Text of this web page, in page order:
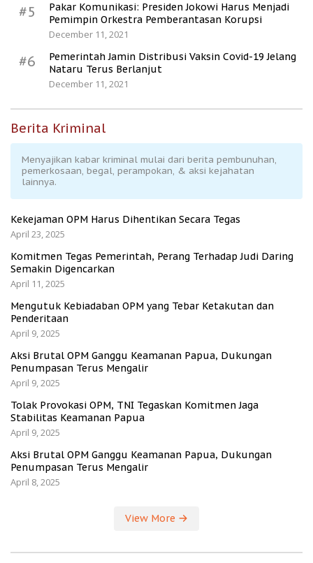
#5
Pakar Komunikasi: Presiden Jokowi Harus Menjadi
Pemimpin Orkestra Pemberantasan Korupsi
December 11, 2021
#6
Pemerintah Jamin Distribusi Vaksin Covid-19 Jelang
Nataru Terus Berlanjut
December 11, 2021
Berita Kriminal
Menyajikan kabar kriminal mulai dari berita pembunuhan,
pemerkosaan, begal, perampokan, & aksi kejahatan
lainnya.
Kekejaman OPM Harus Dihentikan Secara Tegas
April 23, 2025
Komitmen Tegas Pemerintah, Perang Terhadap Judi Daring
Semakin Digencarkan
April 11, 2025
Mengutuk Kebiadaban OPM yang Tebar Ketakutan dan
Penderitaan
April 9, 2025
Aksi Brutal OPM Ganggu Keamanan Papua, Dukungan
Penumpasan Terus Mengalir
April 9, 2025
Tolak Provokasi OPM, TNI Tegaskan Komitmen Jaga
Stabilitas Keamanan Papua
April 9, 2025
Aksi Brutal OPM Ganggu Keamanan Papua, Dukungan
Penumpasan Terus Mengalir
April 8, 2025
View More